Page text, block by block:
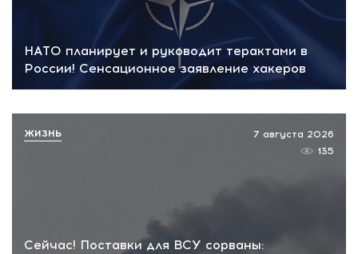
НАТО планирует и руководит терактами в
России! Сенсационное заявление хакеров
Сейчас! Поставки для ВСУ сорваны:
7 августа 2026
135
ЖИЗНЬ